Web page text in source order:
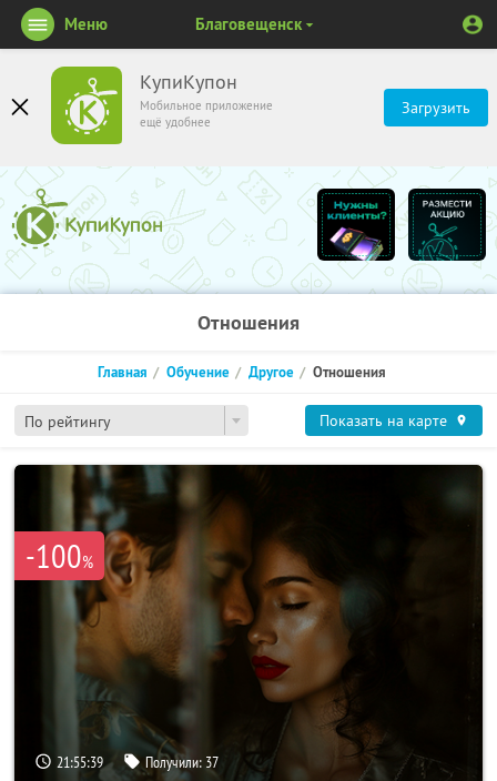
КупиКупон
Мобильное приложение
ещё удобнее
Загрузить
Меню Благовещенск
Отношения
По рейтингу
Главная Обучение Другое Отношения
Показать на карте
-100%
21:55:39 Получили: 37